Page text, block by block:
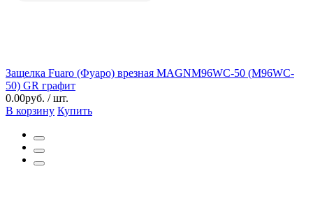
Защелка Fuaro (Фуаро) врезная MAGNM96WC-50 (M96WC-
50) GR графит
0.00руб. / шт.
В корзину Купить